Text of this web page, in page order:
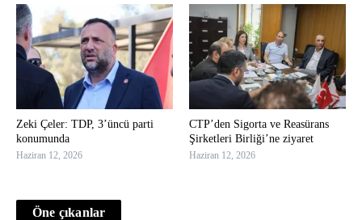
Zeki Çeler: TDP, 3’üncü parti
konumunda
Haziran 12, 2026
CTP’den Sigorta ve Reasürans
Şirketleri Birliği’ne ziyaret
Haziran 12, 2026
Öne çıkanlar